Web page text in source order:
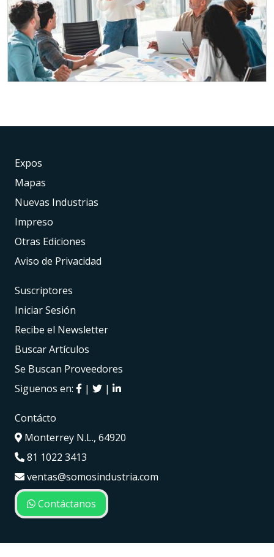
Expos
Mapas
Nuevas Industrias
Impreso
Otras Ediciones
Aviso de Privacidad
Suscriptores
Iniciar Sesión
Recibe el Newsletter
Buscar Artículos
Se Buscan Proveedores
Siguenos en:
| |
Contácto
Monterrey N.L., 64920
81 1022 3413
ventas@somosindustria.com
Contáctanos